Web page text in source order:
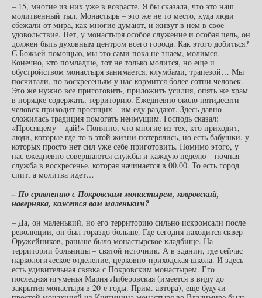
– 15, многие из них уже в возрасте. Я бы сказала, что это наш
молитвенный тыл. Монастырь – это же не то место, куда люди
сбежали от мира, как многие думают, и живут в нем в свое
удовольствие. Нет, у монастыря особое служение и особая цель, он
должен быть духовным центром всего города. Как этого добиться?
С Божьей помощью, мы это сами пока не знаем, молимся.
Конечно, кто помладше, тот не только молится, но еще и
обустройством монастыря занимается, клумбами, трапезой… Мы
посчитали, по воскресеньям у нас кормится более сотни человек.
Это же нужно все приготовить, приложить усилия, опять же храм
в порядке содержать, территорию. Ежедневно около пятидесяти
человек приходит просящих – им еду раздают. Здесь давно
сложилась традиция помогать неимущим. Господь сказал:
«Просящему – дай!» Понятно, что многие из тех, кто приходит,
люди, которые где-то в этой жизни потерялись, но есть бабушки, у
которых просто нет сил уже себе приготовить. Помимо этого, у
нас ежедневно совершаются службы и каждую неделю – ночная
служба в воскресенье, которая начинается в 00.00. То есть город
спит, а молитва идет…
– По сравнению с Покровским монастырем, ковровский,
наверняка, кажется вам маленьким?
– Да, он маленький, но его территорию сильно искромсали после
революции, он был гораздо больше. Где сегодня находится сквер
Оружейников, раньше было монастырское кладбище. На
территории больницы – святой источник. А в здании, где сейчас
наркологическое отделение, церковно-приходская школа. И здесь
есть удивительная связка с Покровским монастырем. Его
последняя игуменья Мария Либеровская (имеется в виду до
закрытия монастыря в 20-е годы. Прим. автора), еще будучи